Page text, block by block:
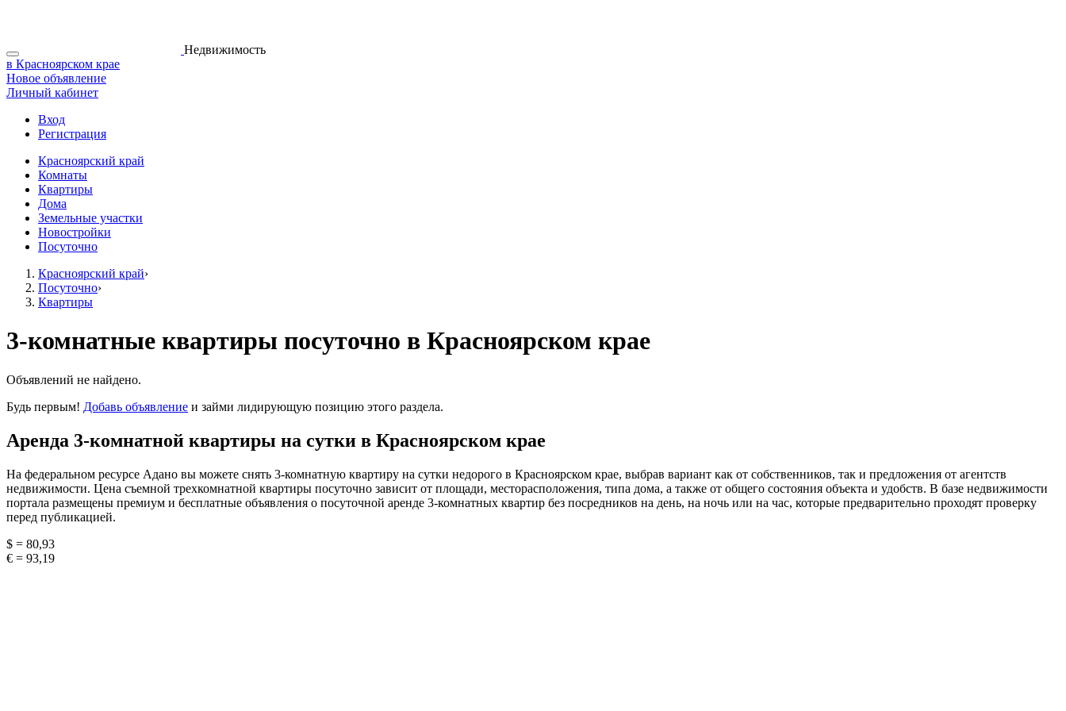
Недвижимость
в Красноярском крае
Новое объявление
Личный кабинет
Вход
Регистрация
Красноярский край
Комнаты
Квартиры
Дома
Земельные участки
Новостройки
Посуточно
Красноярский край›
Посуточно›
Квартиры
3-комнатные квартиры посуточно в Красноярском крае
Объявлений не найдено.
Будь первым! Добавь объявление и займи лидирующую позицию этого раздела.
Аренда 3-комнатной квартиры на сутки в Красноярском крае
На федеральном ресурсе Адано вы можете снять 3-комнатную квартиру на сутки недорого в Красноярском крае, выбрав вариант как от собственников, так и предложения от агентств
недвижимости. Цена съемной трехкомнатной квартиры посуточно зависит от площади, месторасположения, типа дома, а также от общего состояния объекта и удобств. В базе недвижимости
портала размещены премиум и бесплатные объявления о посуточной аренде 3-комнатных квартир без посредников на день, на ночь или на час, которые предварительно проходят проверку
перед публикацией.
$ = 80,93
€ = 93,19